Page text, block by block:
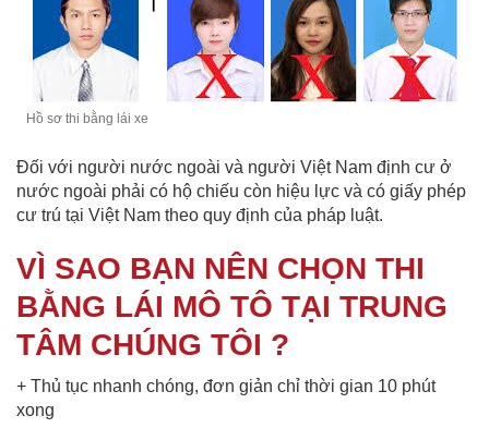
Hồ sơ thi bằng lái xe
Đối với người nước ngoài và người Việt Nam định cư ở
nước ngoài phải có hộ chiếu còn hiệu lực và có giấy phép
cư trú tại Việt Nam theo quy định của pháp luật.
VÌ SAO BẠN NÊN CHỌN THI
BẰNG LÁI MÔ TÔ TẠI TRUNG
TÂM CHÚNG TÔI ?
+ Thủ tục nhanh chóng, đơn giản chỉ thời gian 10 phút
xong